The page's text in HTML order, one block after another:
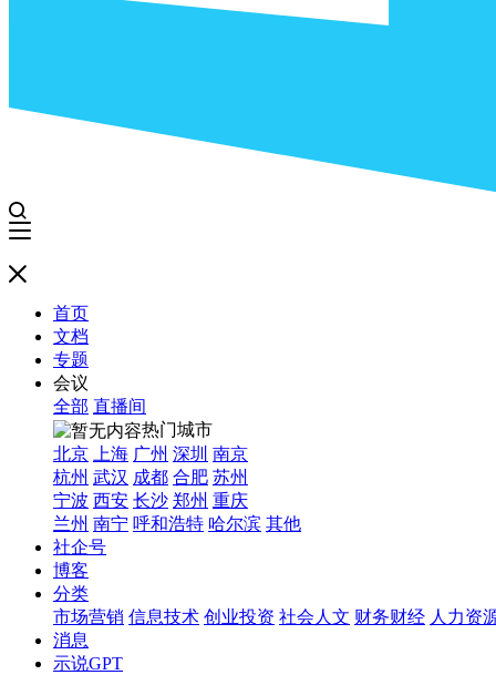
首页
文档
专题
会议
全部 直播间
热门城市
北京
上海 广州 深圳 南京
杭州 武汉 成都 合肥 苏州
宁波 西安 长沙 郑州 重庆
兰州 南宁 呼和浩特 哈尔滨 其他
社企号
博客
分类
市场营销 信息技术 创业投资 社会人文 财务财经 人力资
消息
示说GPT